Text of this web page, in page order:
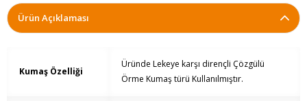
Ürün Açıklaması
Kumaş Özelliği
Üründe Lekeye karşı dirençli Çözgülü
Örme Kumaş türü Kullanılmıştır.